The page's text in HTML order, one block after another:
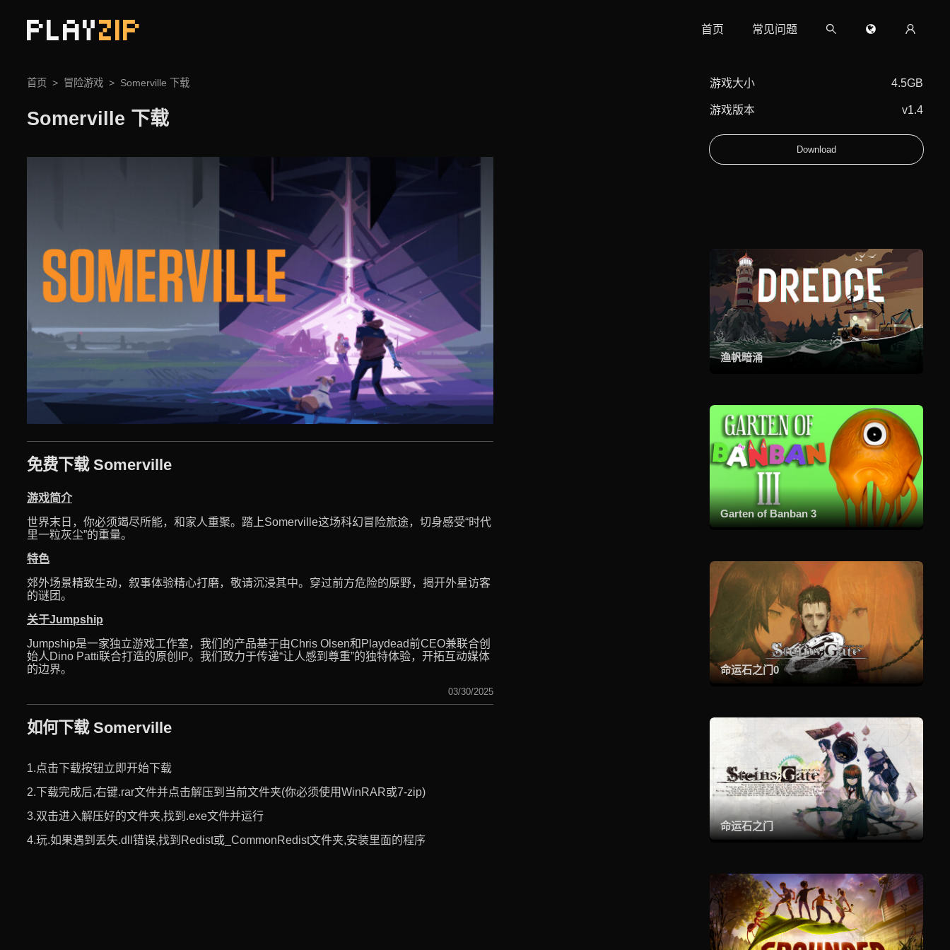
PLAYZIP 首页 常见问题
首页 冒险游戏 Somerville 下载
Somerville 下载
免费下载 Somerville
游戏简介
世界末日，你必须竭尽所能，和家人重聚。踏上Somerville这场科幻冒险旅途，切身感受“时代
里一粒灰尘”的重量。
特色
郊外场景精致生动，叙事体验精心打磨，敬请沉浸其中。穿过前方危险的原野，揭开外星访客
的谜团。
关于Jumpship
Jumpship是一家独立游戏工作室，我们的产品基于由Chris Olsen和Playdead前CEO兼联合创
始人Dino Patti联合打造的原创IP。我们致力于传递“让人感到尊重”的独特体验，开拓互动媒体
的边界。
03/30/2025
如何下载 Somerville
1.点击下载按钮立即开始下载
2.下载完成后,右键.rar文件并点击解压到当前文件夹(你必须使用WinRAR或7-zip)
3.双击进入解压好的文件夹,找到.exe文件并运行
4.玩.如果遇到丢失.dll错误,找到Redist或_CommonRedist文件夹,安装里面的程序
游戏大小 4.5GB
游戏版本 v1.4
Download
渔帆暗涌
Garten of Banban 3
命运石之门0
命运石之门